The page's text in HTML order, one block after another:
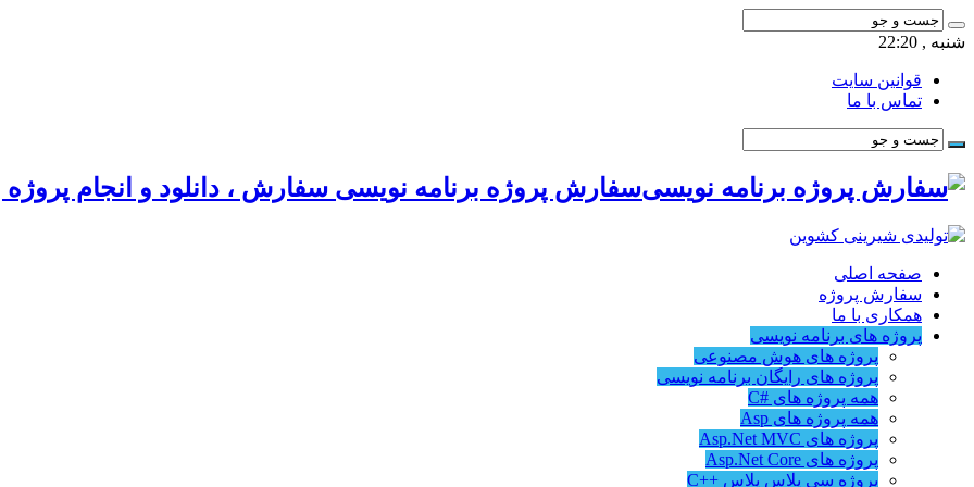
شنبه , 22:20
قوانین سایت
تماس با ما
سفارش پروژه برنامه نویسی سفارش ، دانلود و انجام پروژه
صفحه اصلی
سفارش پروژه
همکاری با ما
پروژه های برنامه نویسی
پروژه های هوش مصنوعی
پروژه های رایگان برنامه نویسی
همه پروژه های #C
همه پروژه های Asp
پروژه های Asp.Net MVC
پروژه های Asp.Net Core
پروژه سی پلاس پلاس ++C